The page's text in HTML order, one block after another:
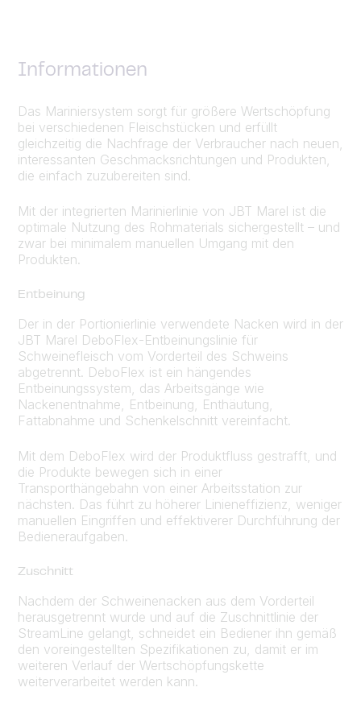
Informationen
Das Mariniersystem sorgt für größere Wertschöpfung
bei verschiedenen Fleischstücken und erfüllt
gleichzeitig die Nachfrage der Verbraucher nach neuen,
interessanten Geschmacksrichtungen und Produkten,
die einfach zuzubereiten sind.
Mit der integrierten Marinierlinie von JBT Marel ist die
optimale Nutzung des Rohmaterials sichergestellt – und
zwar bei minimalem manuellen Umgang mit den
Produkten.
Entbeinung
Der in der Portionierlinie verwendete Nacken wird in der
JBT Marel DeboFlex-Entbeinungslinie für
Schweinefleisch vom Vorderteil des Schweins
abgetrennt. DeboFlex ist ein hängendes
Entbeinungssystem, das Arbeitsgänge wie
Nackenentnahme, Entbeinung, Enthäutung,
Fattabnahme und Schenkelschnitt vereinfacht.
Mit dem DeboFlex wird der Produktfluss gestrafft, und
die Produkte bewegen sich in einer
Transporthängebahn von einer Arbeitsstation zur
nächsten. Das führt zu höherer Linieneffizienz, weniger
manuellen Eingriffen und effektiverer Durchführung der
Bedieneraufgaben.
Zuschnitt
Nachdem der Schweinenacken aus dem Vorderteil
herausgetrennt wurde und auf die Zuschnittlinie der
StreamLine gelangt, schneidet ein Bediener ihn gemäß
den voreingestellten Spezifikationen zu, damit er im
weiteren Verlauf der Wertschöpfungskette
weiterverarbeitet werden kann.